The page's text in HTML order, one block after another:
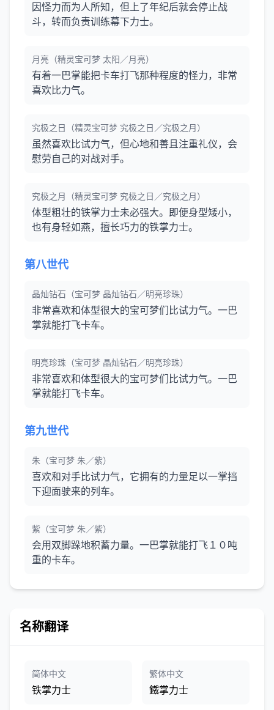
因怪力而为人所知，但上了年纪后就会停止战
斗，转而负责训练幕下力士。
月亮（精灵宝可梦 太阳／月亮）
有着一巴掌能把卡车打飞那种程度的怪力，非常
喜欢比力气。
究极之日（精灵宝可梦 究极之日／究极之月）
虽然喜欢比试力气，但心地和善且注重礼仪，会
慰劳自己的对战对手。
究极之月（精灵宝可梦 究极之日／究极之月）
体型粗壮的铁掌力士未必强大。即便身型矮小，
也有身轻如燕，擅长巧力的铁掌力士。
第八世代
晶灿钻石（宝可梦 晶灿钻石／明亮珍珠）
非常喜欢和体型很大的宝可梦们比试力气。一巴
掌就能打飞卡车。
明亮珍珠（宝可梦 晶灿钻石／明亮珍珠）
非常喜欢和体型很大的宝可梦们比试力气。一巴
掌就能打飞卡车。
第九世代
朱（宝可梦 朱／紫）
喜欢和对手比试力气，它拥有的力量足以一掌挡
下迎面驶来的列车。
紫（宝可梦 朱／紫）
会用双脚跺地积蓄力量。一巴掌就能打飞１０吨
重的卡车。
名称翻译
简体中文
铁掌力士
繁体中文
鐵掌力士